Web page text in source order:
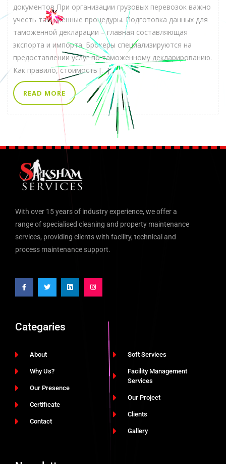
документов При организации грузовых перевозок важно
учесть таможенные процедуры. Подготовка данных для
таможенной декларации – главная составляющая
экспорта и импорта. Брокеры специализируются на
предоставлении услуг по таможенному декларированию.
Как правило, стоимость […]
READ MORE
With over 15 years of industry experience, we offer a
range of specialised cleaning and property maintenance
services, providing clients with facility, technical and
process maintenance support.
Categaries
About
Why Us?
Our Presence
Certificate
Contact
Soft Services
Facility Management
Services
Our Project
Clients
Gallery